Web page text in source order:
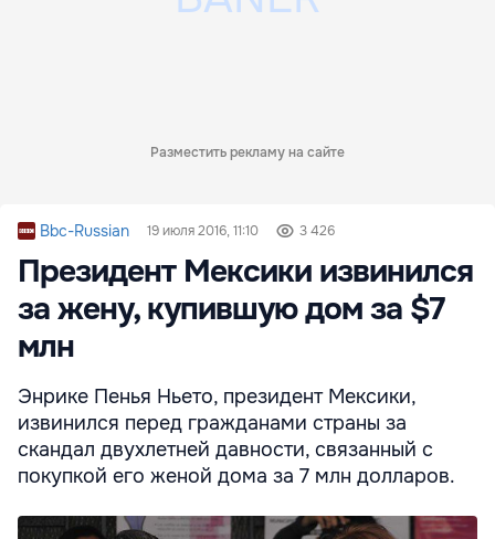
Разместить рекламу на сайте
Bbc-Russian 19 июля 2016, 11:10 3 426
Президент Мексики извинился
за жену, купившую дом за $7
млн
Энрике Пенья Ньето, президент Мексики,
извинился перед гражданами страны за
скандал двухлетней давности, связанный с
покупкой его женой дома за 7 млн долларов.